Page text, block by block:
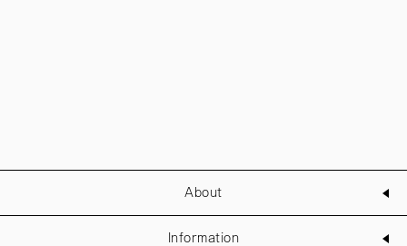
About
Information